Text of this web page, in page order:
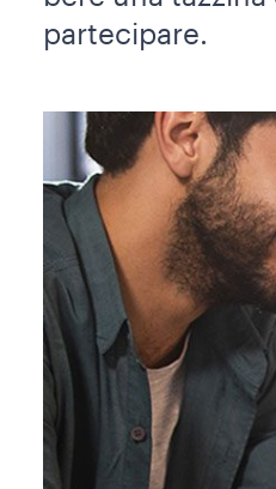
partecipare.